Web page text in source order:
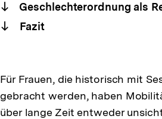
Geschlechterordnung als
Fazit
Für Frauen, die historisch mit
gebracht werden, haben
über lange Zeit entweder